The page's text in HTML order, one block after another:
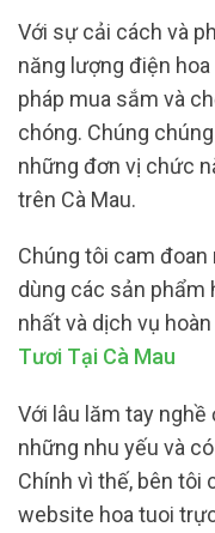
Với sự cải cách và
năng lượng điện
pháp mua sắm và
chóng. Chúng
những đơn vị chức
trên Cà Mau.
Chúng tôi cam
dùng các sản
nhất và dịch vụ
Tươi Tại Cà Mau
Với lâu lăm tay
những nhu yếu và
Chính vì thế, bên tôi
website hoa tuoi